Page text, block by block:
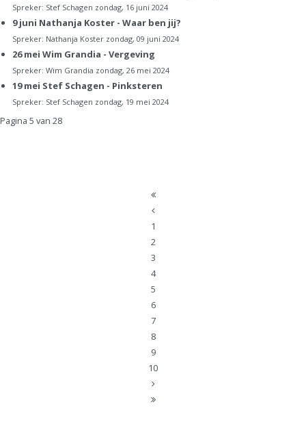
Spreker: Stef Schagen zondag, 16 juni 2024
9 juni Nathanja Koster - Waar ben jij?
Spreker: Nathanja Koster zondag, 09 juni 2024
26 mei Wim Grandia - Vergeving
Spreker: Wim Grandia zondag, 26 mei 2024
19 mei Stef Schagen - Pinksteren
Spreker: Stef Schagen zondag, 19 mei 2024
Pagina 5 van 28
1
2
3
4
5
6
7
8
9
10